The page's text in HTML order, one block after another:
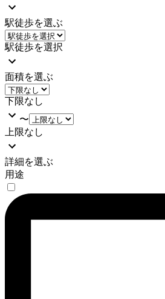
駅徒歩を選ぶ
駅徒歩を選択
面積を選ぶ
下限なし
〜
上限なし
詳細を選ぶ
用途